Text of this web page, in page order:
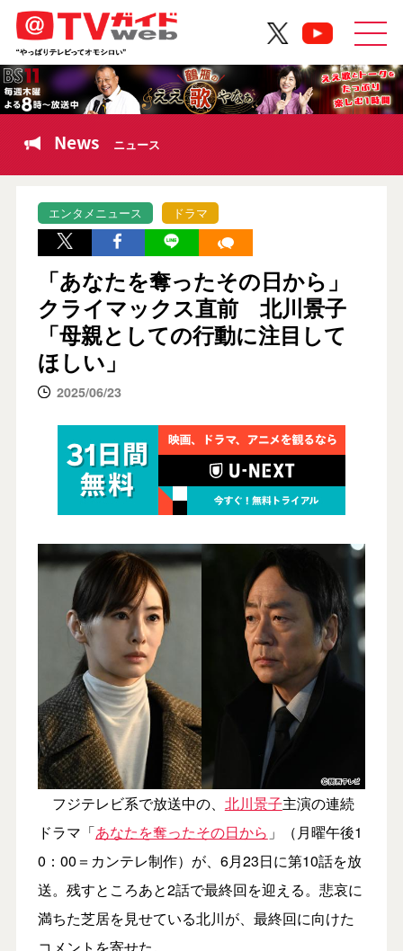
News ニュース
エンタメニュース ドラマ
「あなたを奪ったその日から」
クライマックス直前 北川景子
「母親としての行動に注目して
ほしい」
2025/06/23
フジテレビ系で放送中の、 北川景子主演の連続
ドラマ「あなたを奪ったその日から 」（月曜午後1
0：00＝カンテレ制作）が、6月23日に第10話を放
送。残すところあと2話で最終回を迎える。悲哀に
満ちた芝居を見せている北川が、最終回に向けた
コメントを寄せた。